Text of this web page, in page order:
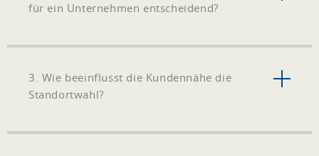
für ein Unternehmen entscheidend?
3. Wie beeinflusst die Kundennähe die
Standortwahl?